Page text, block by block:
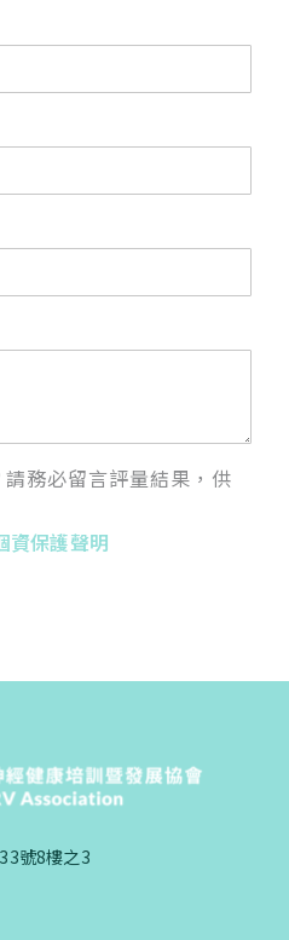
務必留言評量結果，供
資保護聲明
號8樓之3